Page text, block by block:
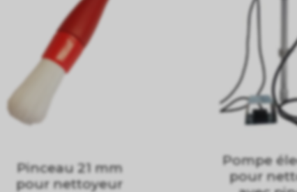
Pinceau 21 mm
pour nettoyeur
Pompe
pour